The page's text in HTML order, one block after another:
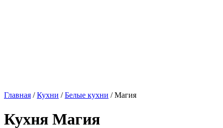
Главная /Кухни /Белые кухни / Магия
Кухня Магия